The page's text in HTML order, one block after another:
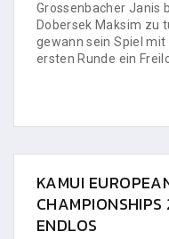
Grossenbacher Janis
Dobersek Maksim zu
gewann sein Spiel
ersten Runde ein
KAMUI
ENDLOS